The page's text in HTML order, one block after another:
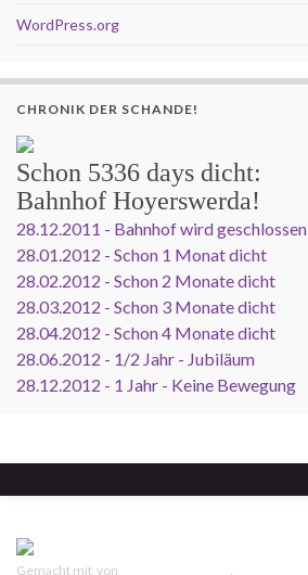
WordPress.org
CHRONIK DER SCHANDE!
Schon 5336 days dicht:
Bahnhof Hoyerswerda!
28.12.2011 - Bahnhof wird geschlossen
28.01.2012 - Schon 1 Monat dicht
28.02.2012 - Schon 2 Monate dicht
28.03.2012 - Schon 3 Monate dicht
28.04.2012 - Schon 4 Monate dicht
28.06.2012 - 1/2 Jahr - Jubiläum
28.12.2012 - 1 Jahr - Keine Bewegung
Gemacht mit von .